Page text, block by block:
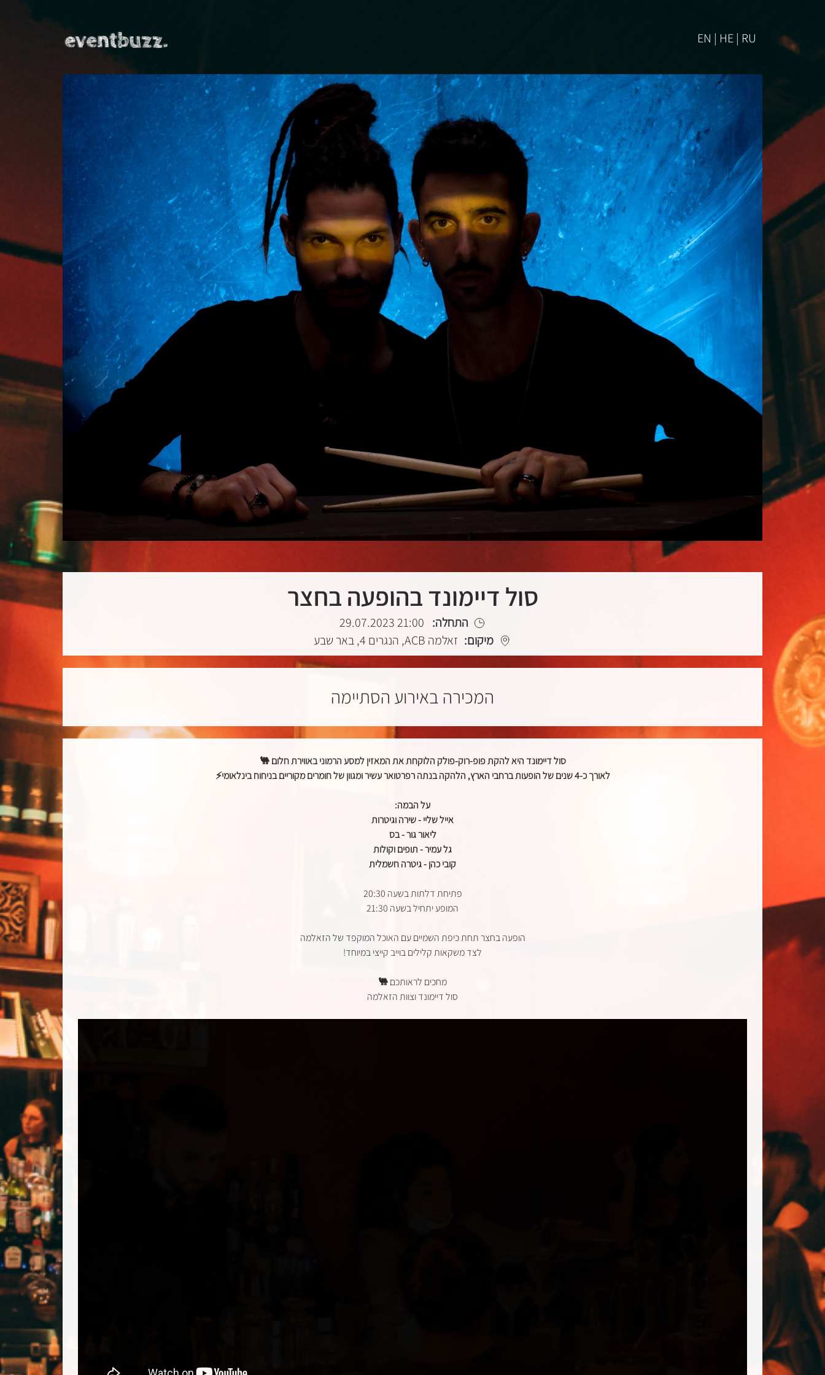
EN | HE | RU
סול דיימונד בהופעה בחצר
התחלה: 21:00 29.07.2023
מיקום: זאלמה ACB, הנגרים 4, באר שבע
המכירה באירוע הסתיימה
סול דיימונד היא להקת פופ-רוק-פולק הלוקחת את המאזין למסע הרמוני באווירת חלום🐫
לאורך כ-4 שנים של הופעות ברחבי הארץ, הלהקה בנתה רפרטואר עשיר ומגוון של חומרים מקוריים בניחוח בינלאומי
⚡
על הבמה:
אייל שליי - שירה וגיטרות
ליאור גור - בס
גל עמיר - תופים וקולות
קובי כהן - גיטרה חשמלית
פתיחת דלתות בשעה 20:30
המופע יתחיל בשעה 21:30
הופעה בחצר תחת כיפת השמיים עם האוכל המוקפד של הזאלמה
לצד משקאות קלילים בוייב קייצי במיוחד!
מחכים לראותכם🐫
סול דיימונד וצוות הזאלמה